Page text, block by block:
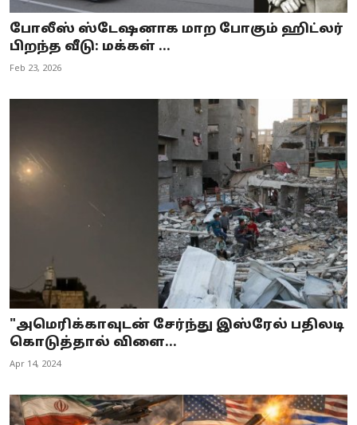
போலீஸ் ஸ்டேஷனாக மாற போகும் ஹிட்லர்
பிறந்த வீடு: மக்கள் ...
Feb 23, 2026
"அமெரிக்காவுடன் சேர்ந்து இஸ்ரேல் பதிலடி
கொடுத்தால் விளை...
Apr 14, 2024